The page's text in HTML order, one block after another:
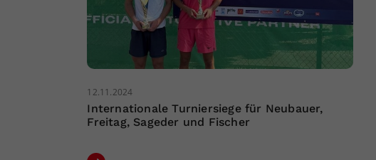
12.11.2024
Internationale Turniersiege für Neubauer,
Freitag, Sageder und Fischer